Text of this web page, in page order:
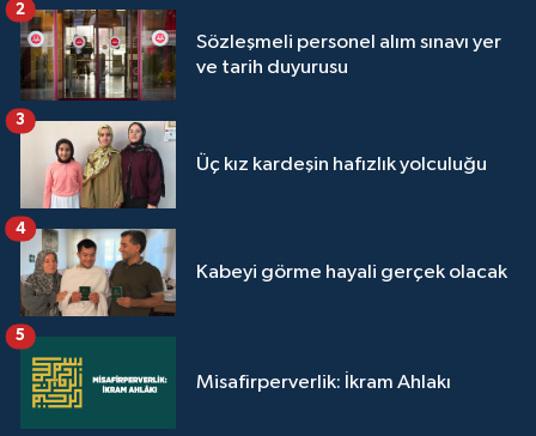
Sözleşmeli personel alım sınavı yer
ve tarih duyurusu
2
Üç kız kardeşin hafızlık yolculuğu
3
Kabeyi görme hayali gerçek olacak
4
Misafirperverlik: İkram Ahlakı
5